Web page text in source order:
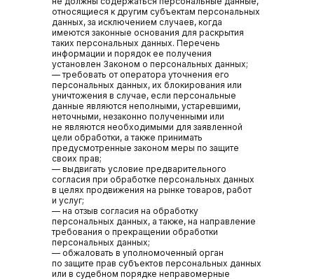
относящиеся к другим субъектам персональных
данных, за исключением случаев, когда
имеются законные основания для раскрытия
таких персональных данных. Перечень
информации и порядок ее получения
установлен Законом о персональных данных;
— требовать от оператора уточнения его
персональных данных, их блокирования или
уничтожения в случае, если персональные
данные являются неполными, устаревшими,
неточными, незаконно полученными или
не являются необходимыми для заявленной
цели обработки, а также принимать
предусмотренные законом меры по защите
своих прав;
— выдвигать условие предварительного
согласия при обработке персональных данных
в целях продвижения на рынке товаров, работ
и услуг;
— на отзыв согласия на обработку
персональных данных, а также, на направление
требования о прекращении обработки
персональных данных;
— обжаловать в уполномоченный орган
по защите прав субъектов персональных данных
или в судебном порядке неправомерные